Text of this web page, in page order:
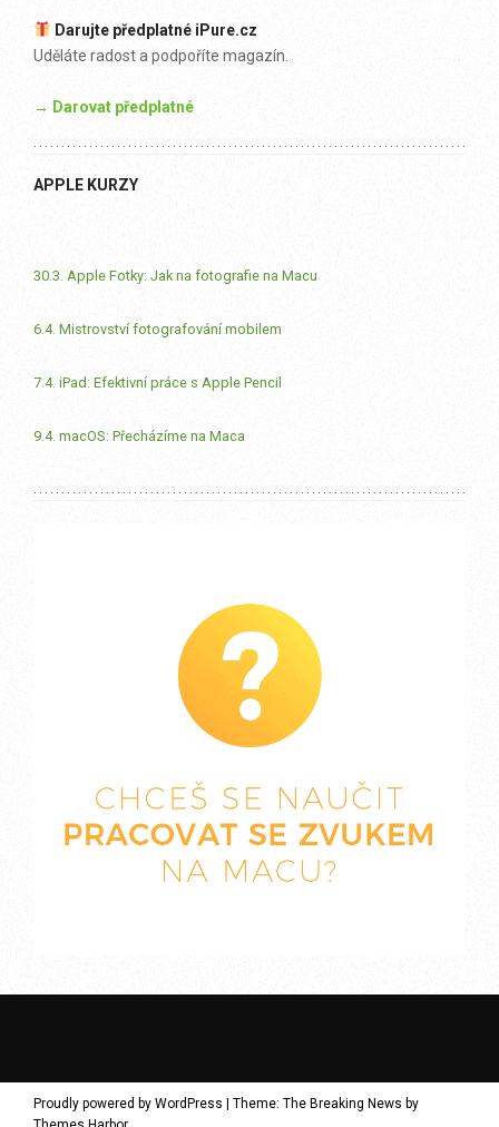
Darujte předplatné iPure.cz
Uděláte radost a podpoříte magazín.
→ Darovat předplatné
APPLE KURZY
30.3. Apple Fotky: Jak na fotografie na Macu
6.4. Mistrovství fotografování mobilem
7.4. iPad: Efektivní práce s Apple Pencil
9.4. macOS: Přecházíme na Maca
Proudly powered by WordPress
Theme: The Breaking News by